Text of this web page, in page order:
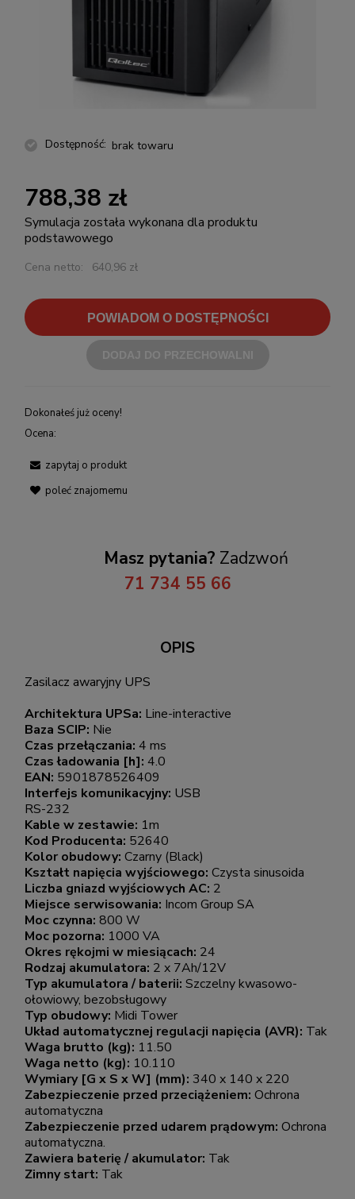
Dostępność: brak towaru
788,38 zł
Symulacja została wykonana dla produktu
podstawowego
Cena netto: 640,96 zł
POWIADOM O DOSTĘPNOŚCI
Dokonałeś już oceny!
Ocena:
zapytaj o produkt
poleć znajomemu
Masz pytania? Zadzwoń
71 734 55 66
OPIS
Zasilacz awaryjny UPS
Architektura UPSa: Line-interactive
Baza SCIP: Nie
Czas przełączania: 4 ms
Czas ładowania [h]: 4.0
EAN: 5901878526409
Interfejs komunikacyjny: USB
RS-232
Kable w zestawie: 1m
Kod Producenta: 52640
Kolor obudowy: Czarny (Black)
Kształt napięcia wyjściowego: Czysta sinusoida
Liczba gniazd wyjściowych AC: 2
Miejsce serwisowania: Incom Group SA
Moc czynna: 800 W
Moc pozorna: 1000 VA
Okres rękojmi w miesiącach: 24
Rodzaj akumulatora: 2 x 7Ah/12V
Typ akumulatora / baterii: Szczelny kwasowo-
ołowiowy, bezobsługowy
Typ obudowy: Midi Tower
Układ automatycznej regulacji napięcia (AVR): Tak
Waga brutto (kg): 11.50
Waga netto (kg): 10.110
Wymiary [G x S x W] (mm): 340 x 140 x 220
Zabezpieczenie przed przeciążeniem: Ochrona
automatyczna
Zabezpieczenie przed udarem prądowym: Ochrona
automatyczna.
Zawiera baterię / akumulator: Tak
Zimny start: Tak